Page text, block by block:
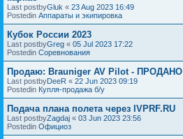
Last postbyGluk « 23 Aug 2023 16:49
Postedin Аппараты и экипировка
Кубок России 2023
Last postbyGreg « 05 Jul 2023 17:22
Postedin Соревнования
Продаю: Brauniger AV Pilot - ПРОДАНО
Last postbyDeeR « 22 Jun 2023 09:19
Postedin Купля-продажа б/у
Подача плана полета через IVPRF.RU
Last postbyZagdaj « 03 Jun 2023 23:56
Postedin Официоз